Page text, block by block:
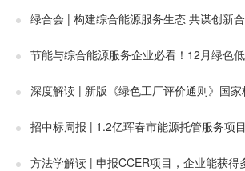
绿合会 | 构建综合能源服务生态 共谋创新
节能与综合能源服务企业必看！12月绿色
深度解读 | 新版《绿色工厂评价通则》国
招中标周报 | 1.2亿珲春市能源托管服务项
方法学解读 | 申报CCER项目，企业能获得